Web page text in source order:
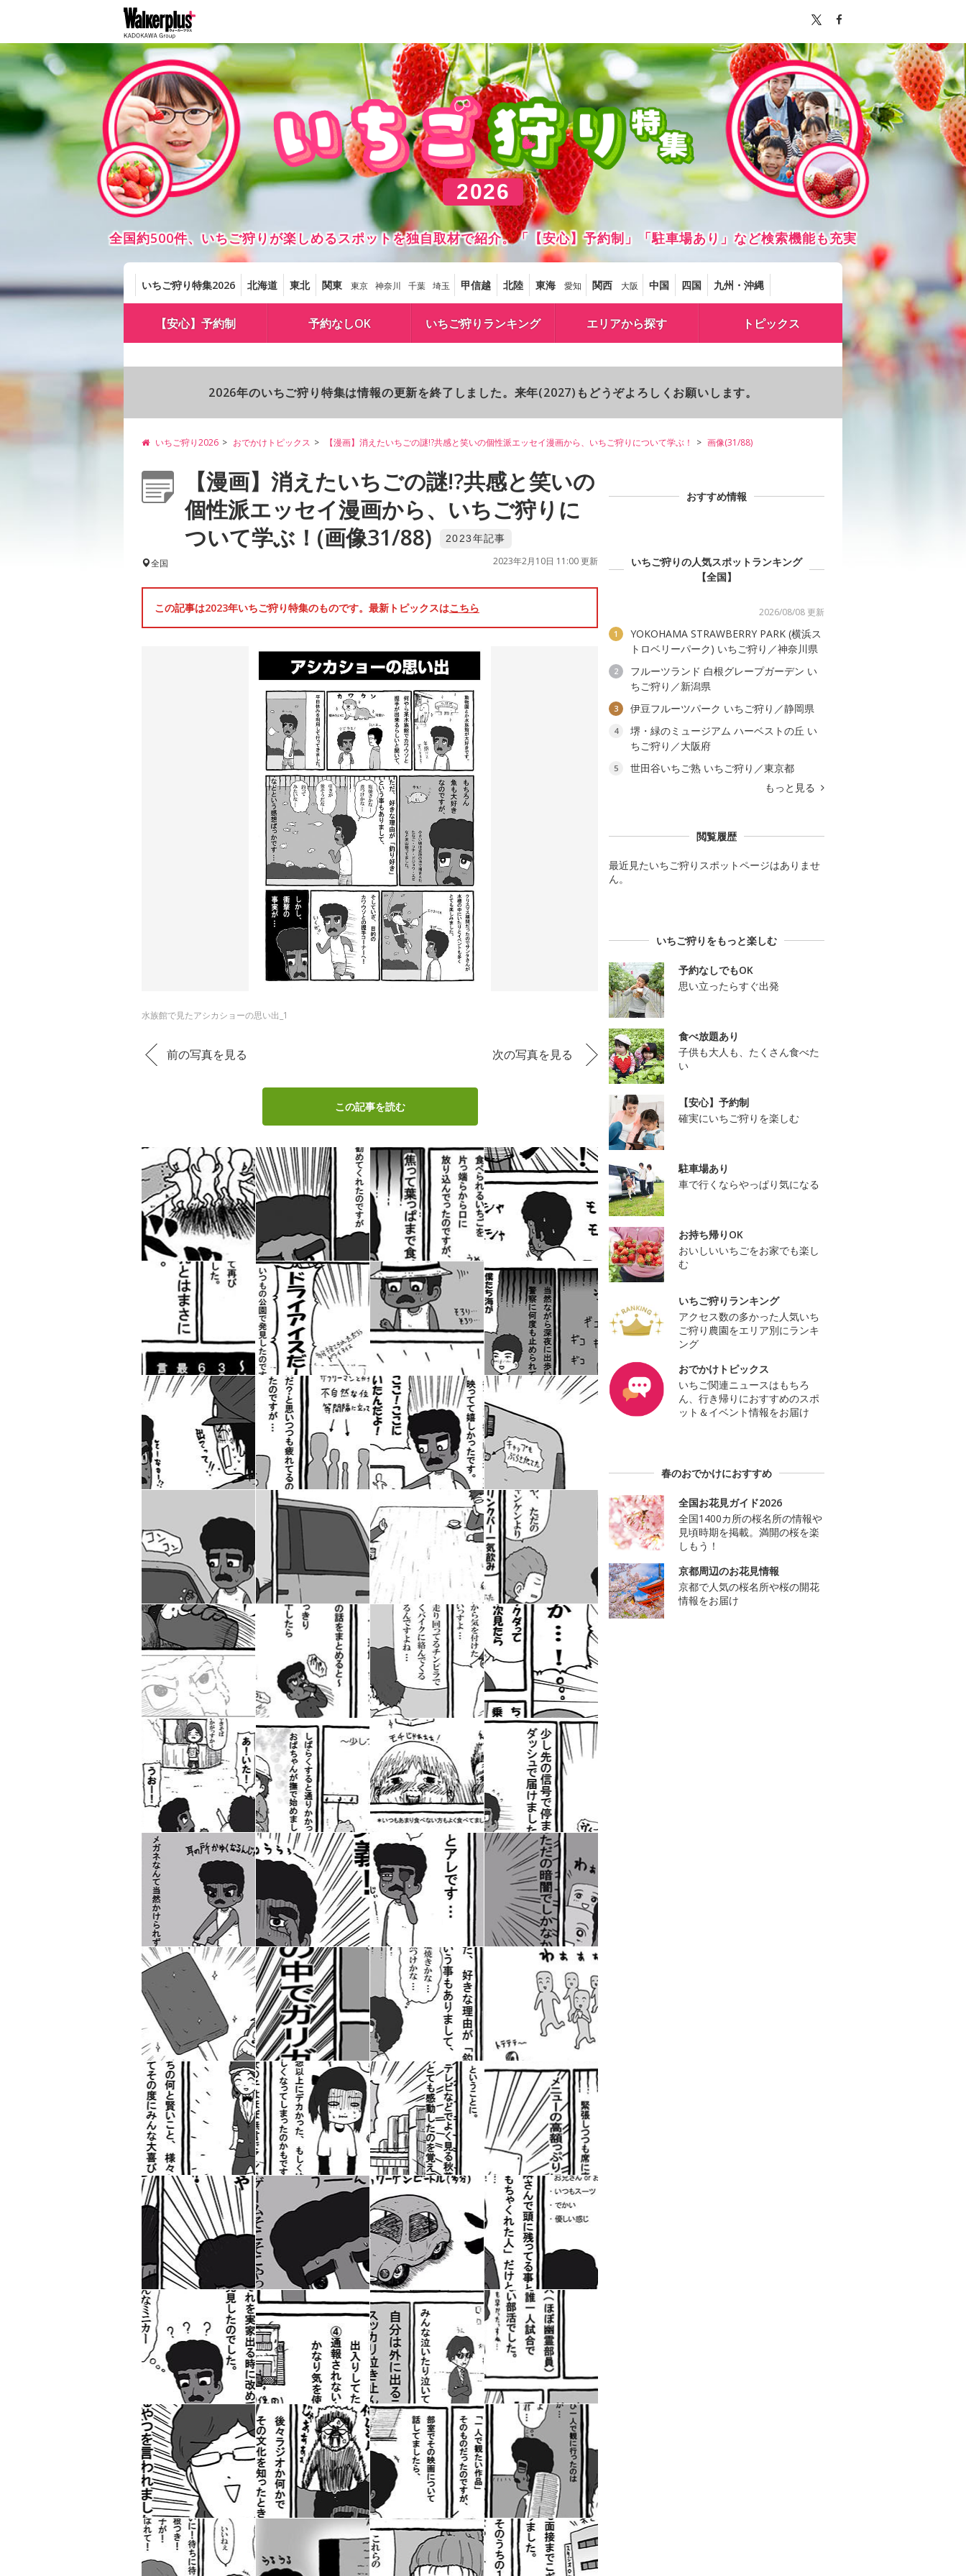
2026
全国約500件、いちご狩りが楽しめるスポットを独自取材で紹介。「【安心】予約制」「駐車場あり」など検索機能も充実
いちご狩り特集2026 北海道 東北 関東 東京 神奈川 千葉 埼玉 甲信越 北陸 東海 愛知 関西 大阪 中国 四国 九州・沖縄
【安心】予約制 予約なしOK いちご狩りランキング エリアから探す トピックス
2026年のいちご狩り特集は情報の更新を終了しました。来年(2027)もどうぞよろしくお願いします。
いちご狩り2026 おでかけトピックス 【漫画】消えたいちごの謎!?共感と笑いの個性派エッセイ漫画から、いちご狩りについて学ぶ！ 画像(31/88)
【漫画】消えたいちごの謎!?共感と笑いの
個性派エッセイ漫画から、いちご狩りに
ついて学ぶ！(画像31/88)
2023年記事
全国 2023年2月10日 11:00 更新
この記事は2023年いちご狩り特集のものです。最新トピックスはこちら
水族館で見たアシカショーの思い出_1
前の写真を見る 次の写真を見る
この記事を読む
おすすめ情報
いちご狩りの人気スポットランキング
【全国】
2026/08/08 更新
1
YOKOHAMA STRAWBERRY PARK (横浜ス
トロベリーパーク) いちご狩り／神奈川県
2
フルーツランド 白根グレープガーデン い
ちご狩り／新潟県
3 伊豆フルーツパーク いちご狩り／静岡県
4
堺・緑のミュージアム ハーベストの丘 い
ちご狩り／大阪府
5
世田谷いちご熟 いちご狩り／東京都
もっと見る
閲覧履歴
最近見たいちご狩りスポットページはありませ
ん。
いちご狩りをもっと楽しむ
予約なしでもOK
思い立ったらすぐ出発
食べ放題あり
子供も大人も、たくさん食べた
い
【安心】予約制
確実にいちご狩りを楽しむ
駐車場あり
車で行くならやっぱり気になる
お持ち帰りOK
おいしいいちごをお家でも楽し
む
いちご狩りランキング
アクセス数の多かった人気いち
ご狩り農園をエリア別にランキ
ング
おでかけトピックス
いちご関連ニュースはもちろ
ん、行き帰りにおすすめのスポ
ット＆イベント情報をお届け
春のおでかけにおすすめ
全国お花見ガイド2026
全国1400カ所の桜名所の情報や
見頃時期を掲載。満開の桜を楽
しもう！
京都周辺のお花見情報
京都で人気の桜名所や桜の開花
情報をお届け